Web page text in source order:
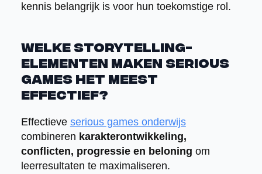
kennis belangrijk is voor hun toekomstige rol.
Welke storytelling-
elementen maken serious
games het meest
effectief?
Effectieve serious games onderwijs
combineren karakterontwikkeling,
conflicten, progressie en beloning om
leerresultaten te maximaliseren.